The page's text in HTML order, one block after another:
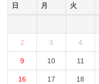
日 月 火
2 3 4
9 10 11
16 17 18